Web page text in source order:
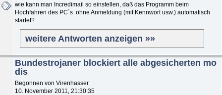
wie kann man Incredimail so einstellen, daß das Programm beim
Hochfahren des PC´s ohne Anmeldung (mit Kennwort usw.) automatisch
startet?
weitere Antworten anzeigen »»
Bundestrojaner blockiert alle abgesicherten mo
dis
Begonnen von Virenhasser
10. November 2011, 21:30:35